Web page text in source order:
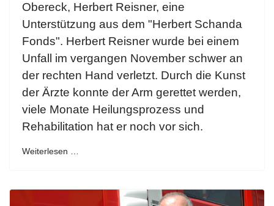
Obereck, Herbert Reisner, eine
Unterstützung aus dem "Herbert Schanda
Fonds". Herbert Reisner wurde bei einem
Unfall im vergangen November schwer an
der rechten Hand verletzt. Durch die Kunst
der Ärzte konnte der Arm gerettet werden,
viele Monate Heilungsprozess und
Rehabilitation hat er noch vor sich.
Weiterlesen …